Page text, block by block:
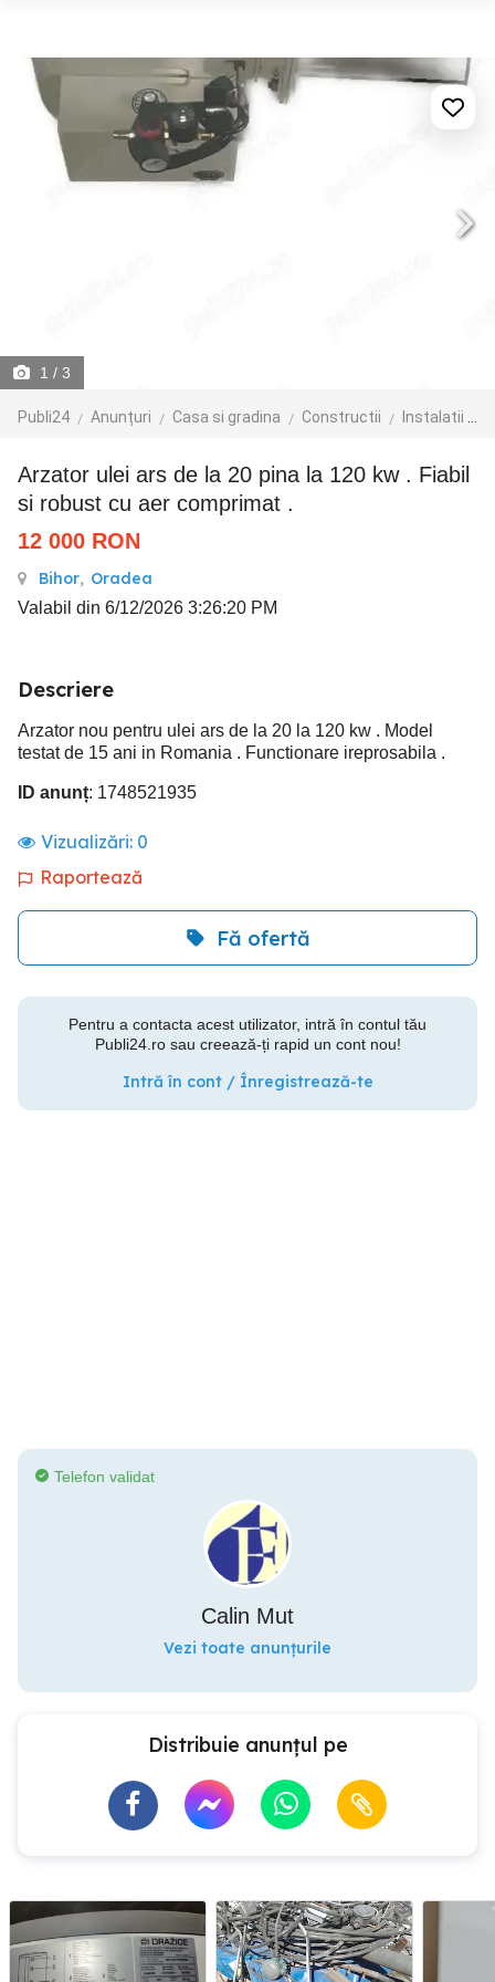
1 / 3
Publi24 Anunțuri Casa si gradina Constructii Instalatii de incalzire
Arzator ulei ars de la 20 pina la 120 kw . Fiabil
si robust cu aer comprimat .
12 000 RON
Bihor, Oradea
Valabil din 6/12/2026 3:26:20 PM
Descriere
Arzator nou pentru ulei ars de la 20 la 120 kw . Model
testat de 15 ani in Romania . Functionare ireprosabila .
ID anunț: 1748521935
Vizualizări: 0
Raportează
Fă ofertă
Pentru a contacta acest utilizator, intră în contul tău
Publi24.ro sau creează-ți rapid un cont nou!
Intră în cont / Înregistrează-te
Telefon validat
Calin Mut
Vezi toate anunțurile
Distribuie anunțul pe